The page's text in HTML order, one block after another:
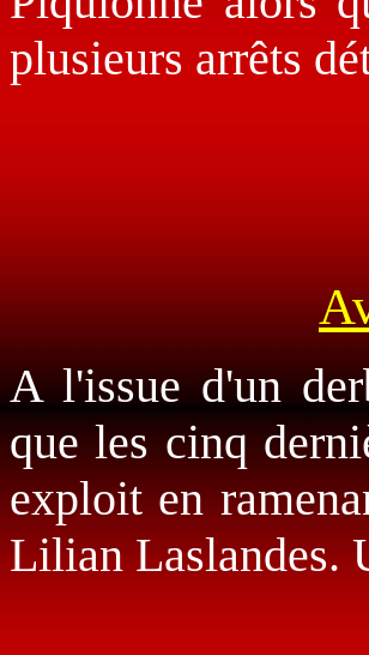
plusieurs arrêts
A l'issue d'un
que les cinq
exploit en
Lilian Laslandes.